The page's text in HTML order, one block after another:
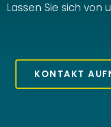
Lassen Sie sich von
KONTAKT